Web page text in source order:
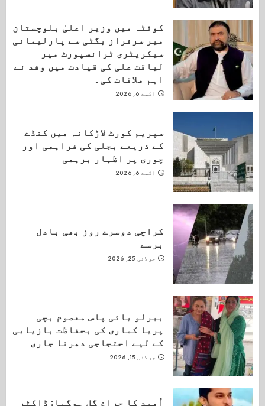
کوئٹہ میں وزیر اعلیٰ بلوچستان
میر سرفراز بگٹی سے پارلیمانی
سیکریٹری ٹرانسپورٹ میر
لیاقت علی کی قیادت میں وفد نے
اہم ملاقات کی۔
اگست 6, 2026
سپریم کورٹ لاڑکانہ میں کنڈے
کے ذریعے بجلی کی فراہمی اور
چوری پر اظہار برہمی
اگست 6, 2026
کراچی دوسرے روز بھی بادل
برسے
جولائی 25, 2026
ببرلو بائی پاس معصوم بچی
پریا کماری کی بحفاظت بازیابی
کے لیے احتجاجی دھرنا جاری
جولائی 15, 2026
اُمید کا چراغ گل ہوگیا: ڈاکٹر